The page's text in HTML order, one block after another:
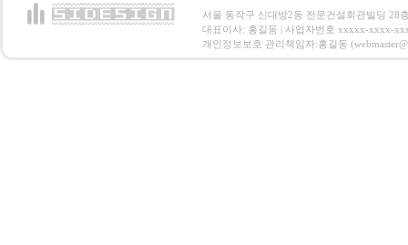
서울 동작구 신대방2동 전문건설회관빌딩 28
대표이사: 홍길동 | 사업자번호 xxxxx-xxxx-
개인정보보호 관리책임자:홍길동